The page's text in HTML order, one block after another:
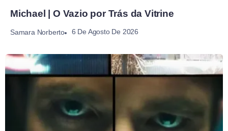
Michael | O Vazio por Trás da Vitrine
Samara Norberto 6 De Agosto De 2026